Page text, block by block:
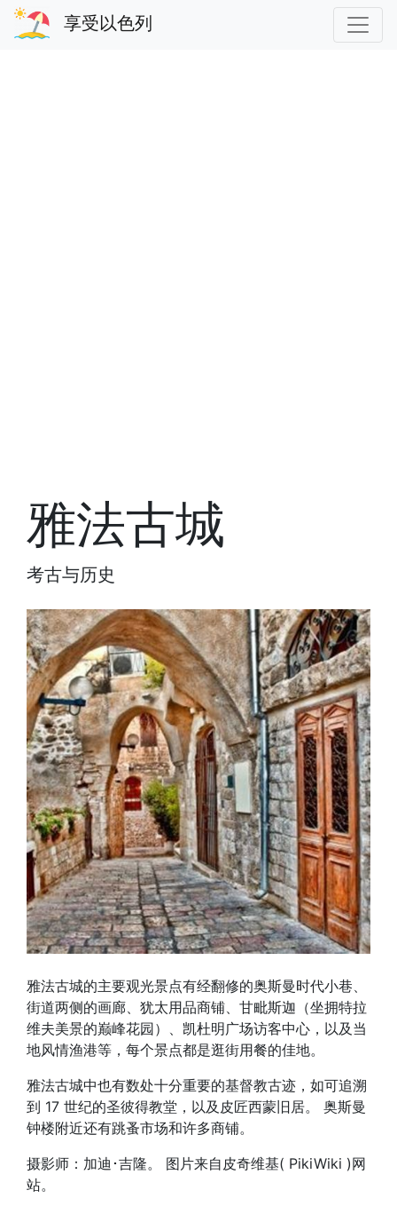
享受以色列
雅法古城
考古与历史
雅法古城的主要观光景点有经翻修的奥斯曼时代小巷、
街道两侧的画廊、犹太用品商铺、甘毗斯迦（坐拥特拉
维夫美景的巅峰花园）、凯杜明广场访客中心，以及当
地风情渔港等，每个景点都是逛街用餐的佳地。
雅法古城中也有数处十分重要的基督教古迹，如可追溯
到 17 世纪的圣彼得教堂，以及皮匠西蒙旧居。 奥斯曼
钟楼附近还有跳蚤市场和许多商铺。
摄影师：加迪･吉隆。 图片来自皮奇维基( PikiWiki )网
站。